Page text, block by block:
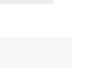
、分析作業を改善